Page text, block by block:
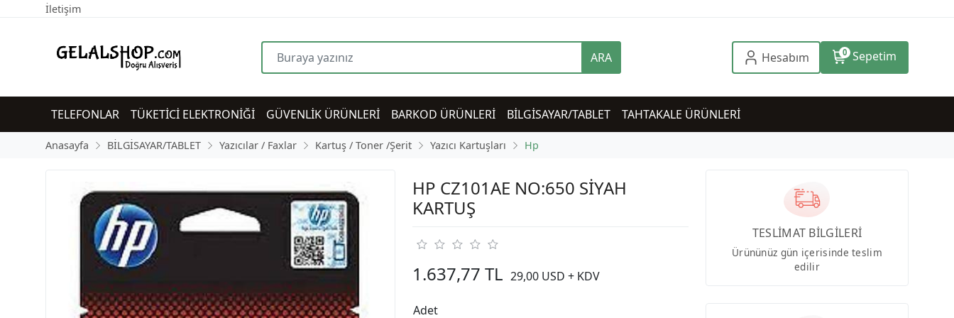
İletişim
ARA Hesabım 0 Sepetim
TELEFONLAR TÜKETİCİ ELEKTRONİĞİ GÜVENLİK ÜRÜNLERİ BARKOD ÜRÜNLERİ BİLGİSAYAR/TABLET TAHTAKALE ÜRÜNLERİ
Anasayfa BİLGİSAYAR/TABLET Yazıcılar / Faxlar Kartuş / Toner /Şerit Yazıcı Kartuşları Hp
HP CZ101AE NO:650 SİYAH
KARTUŞ
1.637,77 TL 29,00 USD + KDV
Adet
TESLİMAT BİLGİLERİ
Ürününüz gün içerisinde teslim
edilir